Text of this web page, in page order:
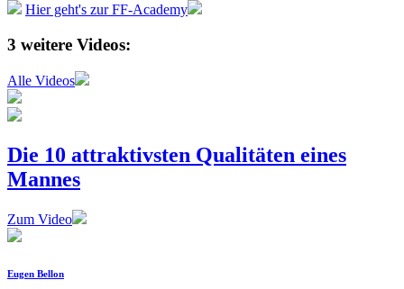
Hier geht's zur FF-Academy
3 weitere Videos:
Alle Videos
Die 10 attraktivsten Qualitäten eines
Mannes
Zum Video
Eugen Bellon